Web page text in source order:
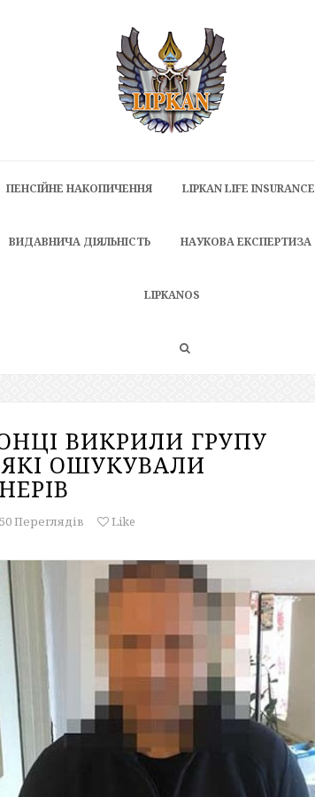
ПЕНСІЙНЕ НАКОПИЧЕННЯ LIPKAN LIFE INSURANCE
ВИДАВНИЧА ДІЯЛЬНІСТЬ НАУКОВА ЕКСПЕРТИЗА
LIPKANOS
ВИКРИЛИ ГРУПУ
ЯКІ ОШУКУВАЛИ
Переглядів Like